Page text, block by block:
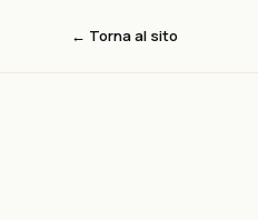
← Torna al sito